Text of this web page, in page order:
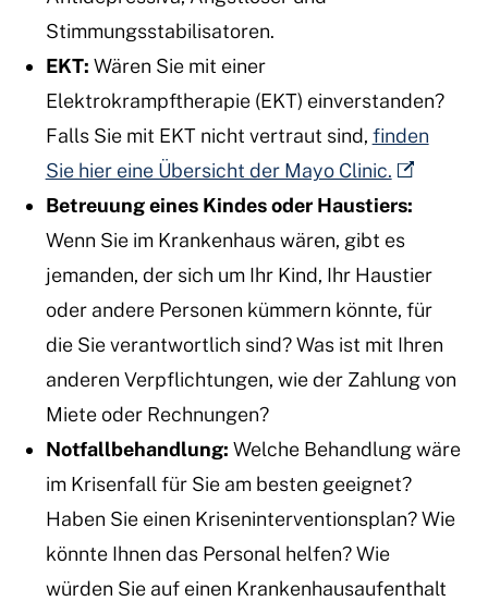
Stimmungsstabilisatoren.
EKT: Wären Sie mit einer
Elektrokrampftherapie (EKT) einverstanden?
Falls Sie mit EKT nicht vertraut sind, finden
Sie hier eine Übersicht der Mayo Clinic.
Betreuung eines Kindes oder Haustiers:
Wenn Sie im Krankenhaus wären, gibt es
jemanden, der sich um Ihr Kind, Ihr Haustier
oder andere Personen kümmern könnte, für
die Sie verantwortlich sind? Was ist mit Ihren
anderen Verpflichtungen, wie der Zahlung von
Miete oder Rechnungen?
Notfallbehandlung: Welche Behandlung wäre
im Krisenfall für Sie am besten geeignet?
Haben Sie einen Kriseninterventionsplan? Wie
könnte Ihnen das Personal helfen? Wie
würden Sie auf einen Krankenhausaufenthalt